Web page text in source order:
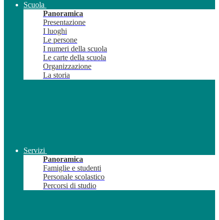
Scuola
Panoramica
Presentazione
I luoghi
Le persone
I numeri della scuola
Le carte della scuola
Organizzazione
La storia
Servizi
Panoramica
Famiglie e studenti
Personale scolastico
Percorsi di studio